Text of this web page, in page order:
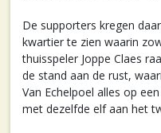
De supporters kregen
kwartier te zien waarin
thuisspeler Joppe Claes
de stand aan de rust,
Van Echelpoel alles op
met dezelfde elf aan het